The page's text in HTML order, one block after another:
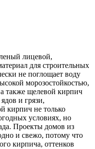
лицевой,
для строительных
не поглощает воду
морозостойкостью,
также щелевой кирпич
и грязи,
кирпич не только
условиях, но
Проекты домов из
и свежо, потому что
кирпича, оттенков